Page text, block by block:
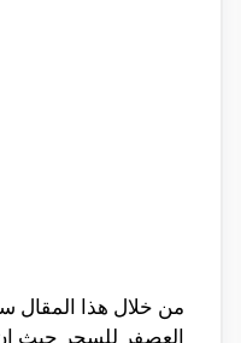
من خلال هذا
العصفر للسحر حيث